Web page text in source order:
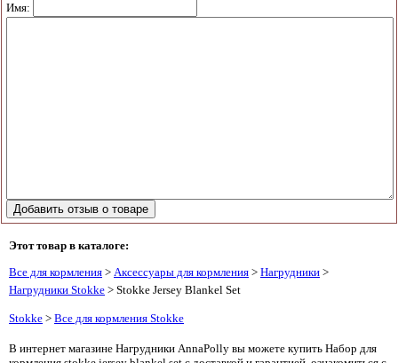
Имя:
Этот товар в каталоге:
Все для кормления > Аксессуары для кормления > Нагрудники >
Нагрудники Stokke > Stokke Jersey Blankel Set
Stokke > Все для кормления Stokke
В интернет магазине Нагрудники AnnaPolly вы можете купить Набор для